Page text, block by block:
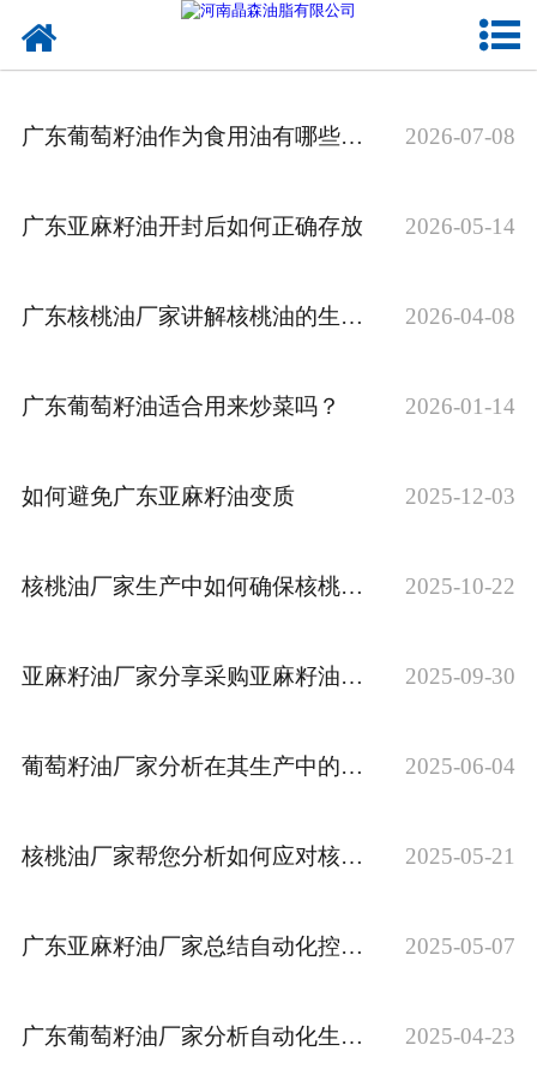
亚麻籽油
葡萄籽油
新闻资讯
公司官网
广东葡萄籽油作为食用油有哪些优势 2026-07-08
广东亚麻籽油开封后如何正确存放 2026-05-14
广东核桃油厂家讲解核桃油的生产工艺流程 2026-04-08
广东葡萄籽油适合用来炒菜吗？ 2026-01-14
如何避免广东亚麻籽油变质 2025-12-03
核桃油厂家生产中如何确保核桃油的品质 2025-10-22
亚麻籽油厂家分享采购亚麻籽油时的避坑指南 2025-09-30
葡萄籽油厂家分析在其生产中的关键步骤 2025-06-04
核桃油厂家帮您分析如何应对核桃原料供应的季节性波动 2025-05-21
广东亚麻籽油厂家总结自动化控制系统在其生产工艺中的主要应用环节 2025-05-07
广东葡萄籽油厂家分析自动化生产线在其生产中的应用现状 2025-04-23